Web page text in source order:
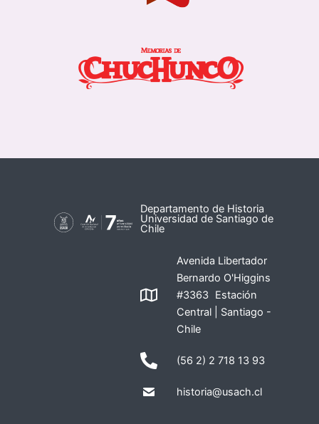
Departamento de Historia
Universidad de Santiago de
Chile
Avenida Libertador
Bernardo O'Higgins
#3363 Estación
Central | Santiago -
Chile
(56 2) 2 718 13 93
historia@usach.cl